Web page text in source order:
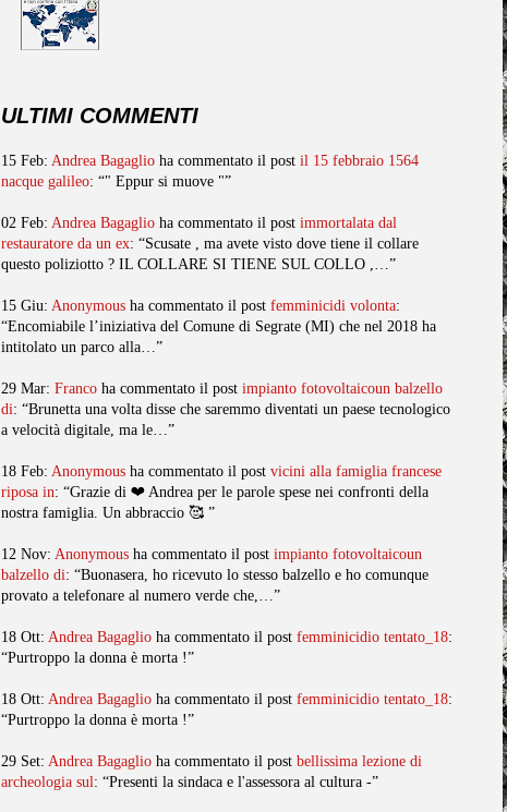
ULTIMI COMMENTI
15 Feb: Andrea Bagaglio ha commentato il post il 15 febbraio 1564
nacque galileo: “" Eppur si muove "”
02 Feb: Andrea Bagaglio ha commentato il post immortalata dal
restauratore da un ex: “Scusate , ma avete visto dove tiene il collare
questo poliziotto ? IL COLLARE SI TIENE SUL COLLO ,…”
15 Giu: Anonymous ha commentato il post femminicidi volonta:
“Encomiabile l’iniziativa del Comune di Segrate (MI) che nel 2018 ha
intitolato un parco alla…”
29 Mar: Franco ha commentato il post impianto fotovoltaicoun balzello
di: “Brunetta una volta disse che saremmo diventati un paese tecnologico
a velocità digitale, ma le…”
18 Feb: Anonymous ha commentato il post vicini alla famiglia francese
riposa in: “Grazie di ❤️ Andrea per le parole spese nei confronti della
nostra famiglia. Un abbraccio 🥰 ”
12 Nov: Anonymous ha commentato il post impianto fotovoltaicoun
balzello di: “Buonasera, ho ricevuto lo stesso balzello e ho comunque
provato a telefonare al numero verde che,…”
18 Ott: Andrea Bagaglio ha commentato il post femminicidio tentato_18:
“Purtroppo la donna è morta !”
18 Ott: Andrea Bagaglio ha commentato il post femminicidio tentato_18:
“Purtroppo la donna è morta !”
29 Set: Andrea Bagaglio ha commentato il post bellissima lezione di
archeologia sul: “Presenti la sindaca e l'assessora al cultura -”